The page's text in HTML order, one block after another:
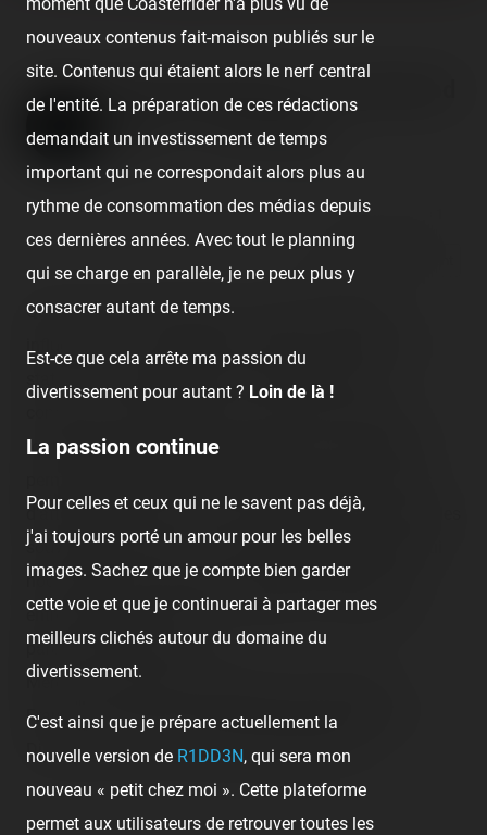
Disneyland Paris - Disneyland
Park — 7 mai 2022
Published4 years agoby Coasterrider
😍 1
Que nous soyons blogueur, YouTubeur, vlogueur,
statut, nous partageons tous une belle passion
toute cette interaction humaine que nous entretenons
d'attente et, parfois, les tours d'attractions, pour créer des
souvenirs plus riches. C'est cette source essentielle qui
nous permet de nous réunir et de profiter entre nous,
entre amis, des meilleurs moments à vivre dans les
parcs d'attractions ! 😍
Merci à vous Camille, Philippe, Samy, Alex, Énéa,
François et Carine pour cette folle journée passée à
Disneyland Paris, c'était vraiment dingue ! 🥰
nouveaux contenus fait-maison publiés sur le
site. Contenus qui étaient alors le nerf central
de l'entité. La préparation de ces rédactions
demandait un investissement de temps
important qui ne correspondait alors plus au
rythme de consommation des médias depuis
ces dernières années. Avec tout le planning
qui se charge en parallèle, je ne peux plus y
consacrer autant de temps.
Est-ce que cela arrête ma passion du
divertissement pour autant ? Loin de là !
La passion continue
Pour celles et ceux qui ne le savent pas déjà,
j'ai toujours porté un amour pour les belles
images. Sachez que je compte bien garder
cette voie et que je continuerai à partager mes
meilleurs clichés autour du domaine du
divertissement.
C'est ainsi que je prépare actuellement la
nouvelle version de R1DD3N, qui sera mon
nouveau « petit chez moi ». Cette plateforme
permet aux utilisateurs de retrouver toutes les